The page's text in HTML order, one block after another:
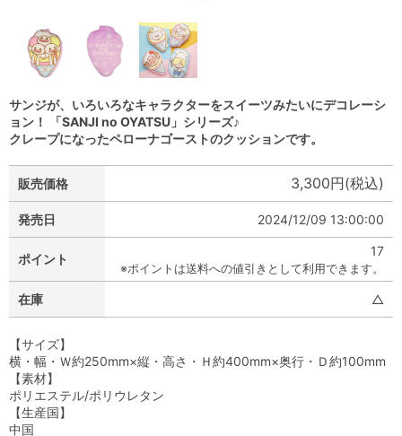
サンジが、いろいろなキャラクターをスイーツみたいにデコレーシ
ョン！ 「SANJI no OYATSU」シリーズ♪
クレープになったペローナゴーストのクッションです。
販売価格 3,300円(税込)
発売日 2024/12/09 13:00:00
ポイント
17
※ポイントは送料への値引きとして利用できます。
在庫 △
【サイズ】
横・幅・Ｗ約250mm×縦・高さ・Ｈ約400mm×奥行・Ｄ約100mm
【素材】
ポリエステル/ポリウレタン
【生産国】
中国